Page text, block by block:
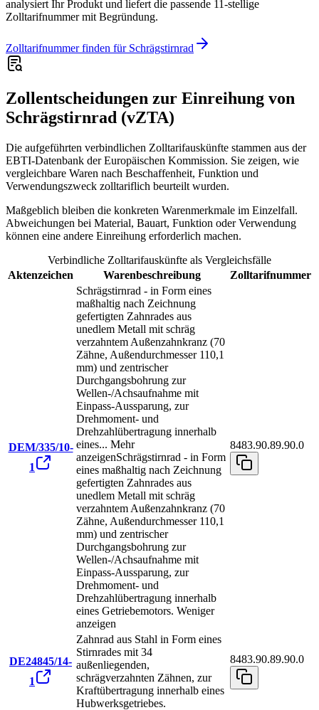
analysiert Ihr Produkt und liefert die passende 11-stellige
Zolltarifnummer mit Begründung.
Zolltarifnummer finden für Schrägstirnrad
Zollentscheidungen zur Einreihung von
Schrägstirnrad (vZTA)
Die aufgeführten verbindlichen Zolltarifauskünfte stammen aus der
EBTI-Datenbank der Europäischen Kommission. Sie zeigen, wie
vergleichbare Waren nach Beschaffenheit, Funktion und
Verwendungszweck zolltariflich beurteilt wurden.
Maßgeblich bleiben die konkreten Warenmerkmale im Einzelfall.
Abweichungen bei Material, Bauart, Funktion oder Verwendung
können eine andere Einreihung erforderlich machen.
Verbindliche Zolltarifauskünfte als Vergleichsfälle
Aktenzeichen
Warenbeschreibung Zolltarifnummer
DEM/335/10-
1
Schrägstirnrad - in Form eines
maßhaltig nach Zeichnung
gefertigten Zahnrades aus
unedlem Metall mit schräg
verzahntem Außenzahnkranz (70
Zähne, Außendurchmesser 110,1
mm) und zentrischer
Durchgangsbohrung zur
Wellen-/Achsaufnahme mit
Einpass-Aussparung, zur
Drehmoment- und
Drehzahlübertragung innerhalb
eines... Mehr
anzeigenSchrägstirnrad - in Form
eines maßhaltig nach Zeichnung
gefertigten Zahnrades aus
unedlem Metall mit schräg
verzahntem Außenzahnkranz (70
Zähne, Außendurchmesser 110,1
mm) und zentrischer
Durchgangsbohrung zur
Wellen-/Achsaufnahme mit
Einpass-Aussparung, zur
Drehmoment- und
Drehzahlübertragung innerhalb
eines Getriebemotors. Weniger
anzeigen
8483.90.89.90.0
DE24845/14-
1
Zahnrad aus Stahl in Form eines
Stirnrades mit 34
außenliegenden,
schrägverzahnten Zähnen, zur
Kraftübertragung innerhalb eines
Hubwerksgetriebes.
8483.90.89.90.0